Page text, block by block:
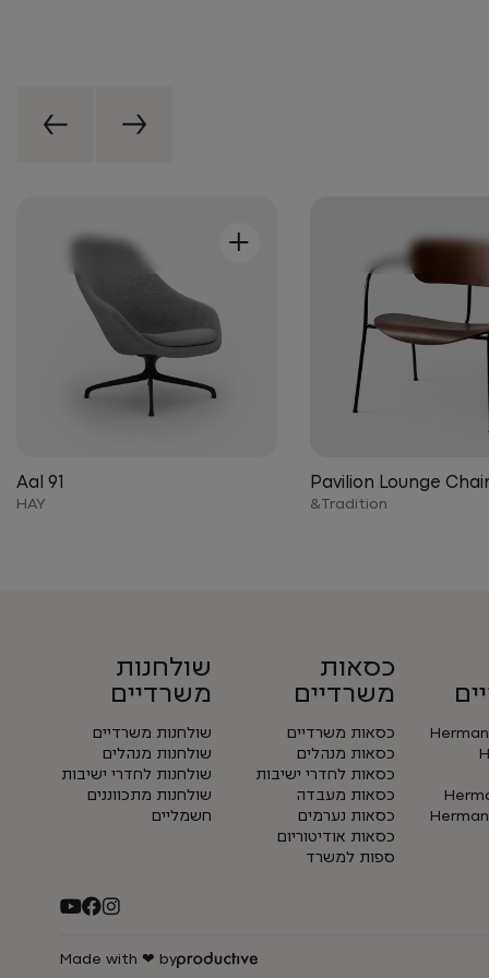
Pavilion Lounge
Tradition&
+
Aal 91
HAY
כסאות
משרדיים
כסאות משרדיים
כסאות מנהלים
כסאות לחדרי ישיבות
כסאות מעבדה
כסאות נערמים
כסאות אודיטוריום
ספות למשרד
שולחנות
משרדיים
שולחנות משרדיים
שולחנות מנהלים
שולחנות לחדרי ישיבות
שולחנות מתכווננים
חשמליים
Made with ❤ by